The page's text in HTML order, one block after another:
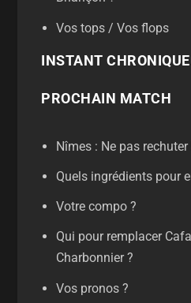
Vos tops / Vos flops
INSTANT
PROCHAIN MATCH
Nîmes : Ne pas rechuter
Quels ingrédients pour
Votre compo ?
Qui pour remplacer
Charbonnier ?
Vos pronos ?